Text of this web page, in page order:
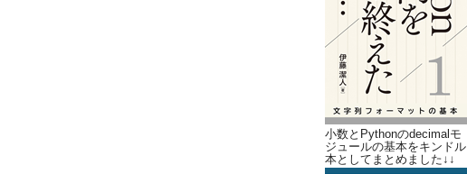
小数とPythonのdecimalモ
ジュールの基本をキンドル
本としてまとめました↓↓